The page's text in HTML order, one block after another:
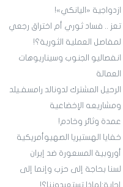
ازدواجية «اليانكي»!
تعز .. فساد ثوري أم اختراق رجعي
لمفاصل العملية الثورية؟!
انفصاليو الجنوب وسيناريوهات
العمالة
الرحيل المشترك لدونالد رامسفـيلد
ومشاريعه الإخضاعية
عمدة وثائر وخادم!
خفايا الهستيريا الصهيوأمريكية
أوروبية المسعورة ضد إيران
لسنا بحاجة إلى حزب وإنما إلى
إجابة:لماذا تستعبدوننا؟!